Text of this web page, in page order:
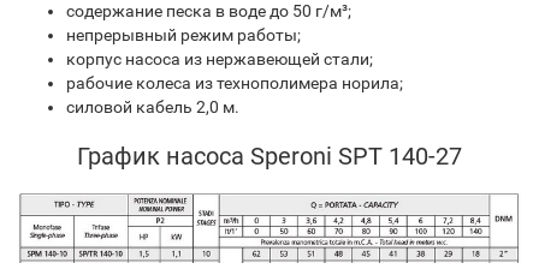
содержание песка в воде до 50 г/м³;
непрерывный режим работы;
корпус насоса из нержавеющей стали;
рабочие колеса из технополимера норила;
силовой кабель 2,0 м.
График насоса Speroni SPT 140-27